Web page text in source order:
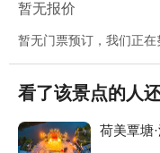
暂无报价
暂无门票预订，我们正在
看了该景点的人
荷美覃塘